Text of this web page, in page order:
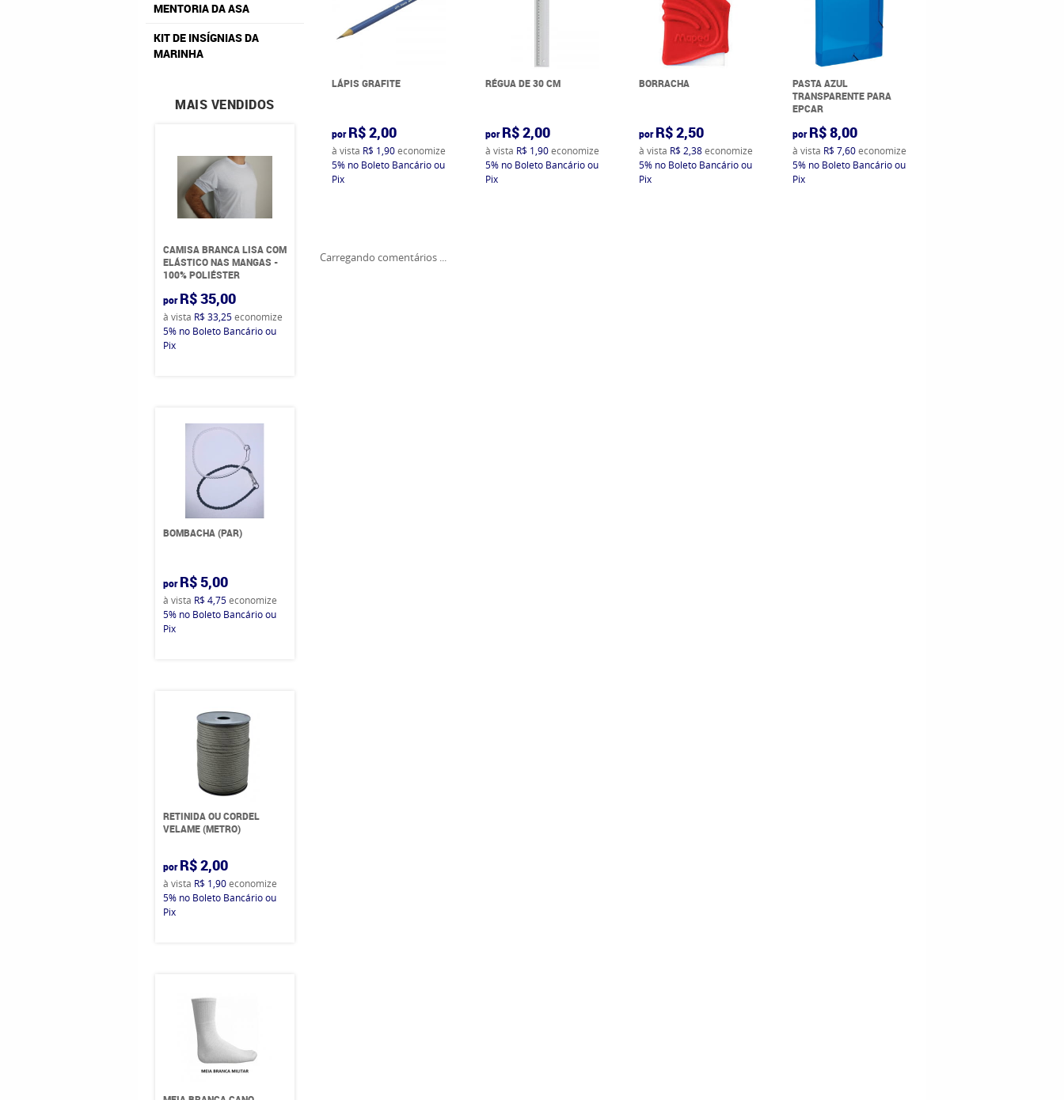
MENTORIA DA ASA
KIT DE INSÍGNIAS DA
MARINHA
MAIS VENDIDOS
CAMISA BRANCA LISA COM
ELÁSTICO NAS MANGAS -
100% POLIÉSTER
por R$ 35,00
à vista R$ 33,25economize
5% no Boleto Bancário ou
Pix
BOMBACHA (PAR)
por R$ 5,00
à vista R$ 4,75economize
5% no Boleto Bancário ou
Pix
RETINIDA OU CORDEL
VELAME (METRO)
por R$ 2,00
à vista R$ 1,90economize
5% no Boleto Bancário ou
Pix
LÁPIS GRAFITE
por R$ 2,00
à vista R$ 1,90economize
5% no Boleto Bancário ou
Pix
RÉGUA DE 30 CM
por R$ 2,00
à vista R$ 1,90economize
5% no Boleto Bancário ou
Pix
BORRACHA
por R$ 2,50
à vista R$ 2,38economize
5% no Boleto Bancário ou
Pix
PASTA AZUL
TRANSPARENTE PARA
EPCAR
por R$ 8,00
à vista R$ 7,60economize
5% no Boleto Bancário ou
Pix
Carregando comentários ...